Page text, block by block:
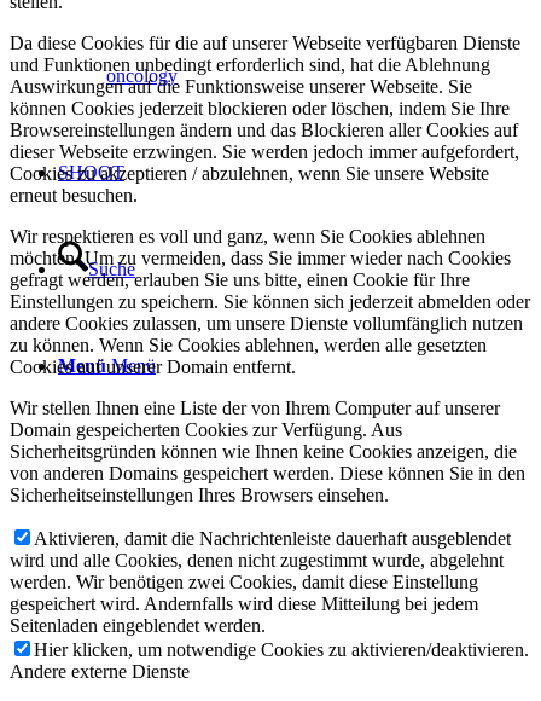
oncology
SHOOT
Suche
Menü Menü
Da diese Cookies für die auf unserer Webseite verfügbaren Dienste
und Funktionen unbedingt erforderlich sind, hat die Ablehnung
Auswirkungen auf die Funktionsweise unserer Webseite. Sie
können Cookies jederzeit blockieren oder löschen, indem Sie Ihre
Browsereinstellungen ändern und das Blockieren aller Cookies auf
dieser Webseite erzwingen. Sie werden jedoch immer aufgefordert,
Cookies zu akzeptieren / abzulehnen, wenn Sie unsere Website
erneut besuchen.
Wir respektieren es voll und ganz, wenn Sie Cookies ablehnen
möchten. Um zu vermeiden, dass Sie immer wieder nach Cookies
gefragt werden, erlauben Sie uns bitte, einen Cookie für Ihre
Einstellungen zu speichern. Sie können sich jederzeit abmelden oder
andere Cookies zulassen, um unsere Dienste vollumfänglich nutzen
zu können. Wenn Sie Cookies ablehnen, werden alle gesetzten
Cookies auf unserer Domain entfernt.
Wir stellen Ihnen eine Liste der von Ihrem Computer auf unserer
Domain gespeicherten Cookies zur Verfügung. Aus
Sicherheitsgründen können wie Ihnen keine Cookies anzeigen, die
von anderen Domains gespeichert werden. Diese können Sie in den
Sicherheitseinstellungen Ihres Browsers einsehen.
Aktivieren, damit die Nachrichtenleiste dauerhaft ausgeblendet
wird und alle Cookies, denen nicht zugestimmt wurde, abgelehnt
werden. Wir benötigen zwei Cookies, damit diese Einstellung
gespeichert wird. Andernfalls wird diese Mitteilung bei jedem
Seitenladen eingeblendet werden.
Hier klicken, um notwendige Cookies zu aktivieren/deaktivieren.
Andere externe Dienste